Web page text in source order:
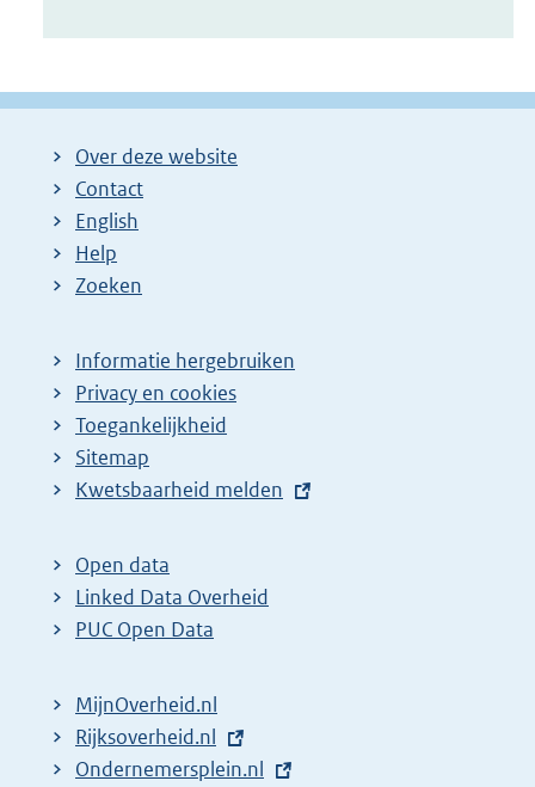
Over deze website
Contact
English
Help
Zoeken
Informatie hergebruiken
Privacy en cookies
Toegankelijkheid
Sitemap
E
t
e
r
l
i
n
Kwetsbaarheid melden
Open data
Linked Data Overheid
PUC Open Data
MijnOverheid.nl
E
x
Rijksoverheid.nl
E
Ondernemersplein.nl